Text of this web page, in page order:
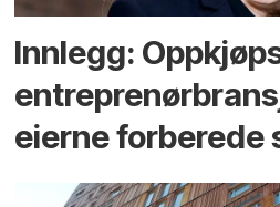
Innlegg:
eierne forberede